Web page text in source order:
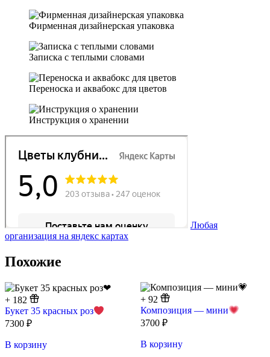
Фирменная дизайнерская упаковка
Записка с теплыми словами
Переноска и аквабокс для цветов
Инструкция о хранении
Любая
организация на яндекс картах
Похожие
+ 182
Букет 35 красных роз
7300 ₽
В корзину
+ 92
Композиция — мини
3700 ₽
В корзину